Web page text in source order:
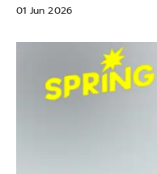
01 Jun 2026